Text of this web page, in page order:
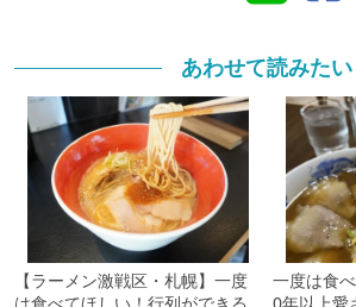
あわせて読みたい
【ラーメン激戦区・札幌】一度
一度は食